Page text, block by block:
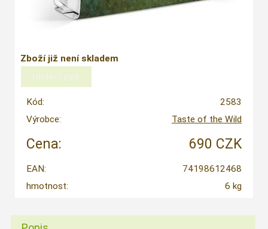
Zboží již není skladem
Kód:
2583
Výrobce:
Taste of the Wild
Cena: 690 CZK
EAN:
74198612468
hmotnost:
6 kg